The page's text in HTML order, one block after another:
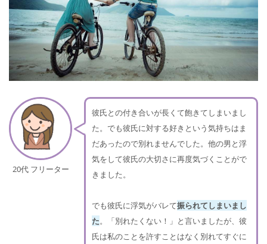
20代 フリーター
彼氏との付き合いが長くて飽きてしまいまし
た。でも彼氏に対する好きという気持ちはま
だあったので別れませんでした。他の男と浮
気をして彼氏の大切さに再度気づくことがで
きました。
でも彼氏に浮気がバレて振られてしまいまし
た。「別れたくない！」と言いましたが、彼
氏は私のことを許すことはなく別れてすぐに